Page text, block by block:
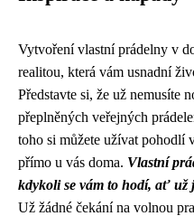
Vytvoření vlastní prádelny v
realitou, která vám usnadní
Představte si, že už nemusíte
přeplněných veřejných
toho si můžete užívat pohodlí
přímo u vás doma. Vlastní
kdykoli se vám to hodí, ať už
Už žádné čekání na volnou